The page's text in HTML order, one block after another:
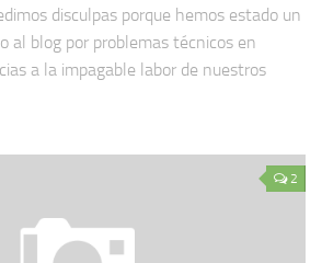
disculpas porque hemos estado un
al blog por problemas técnicos en
a la impagable labor de nuestros
2